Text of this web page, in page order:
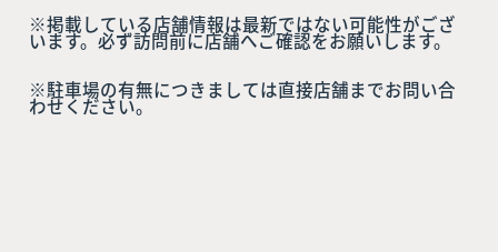
※掲載している店舗情報は最新ではない可能性がござ
います。必ず訪問前に店舗へご確認をお願いします。
※駐車場の有無につきましては直接店舗までお問い合
わせください。